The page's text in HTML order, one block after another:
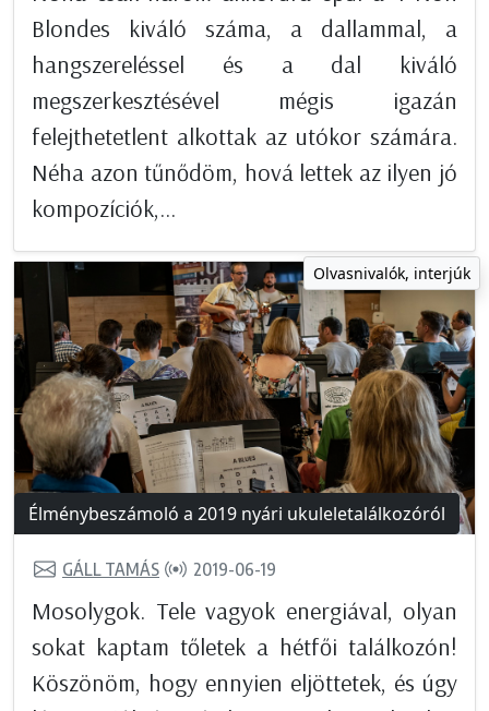
Blondes kiváló száma, a dallammal, a
hangszereléssel és a dal kiváló
megszerkesztésével mégis igazán
felejthetetlent alkottak az utókor számára.
Néha azon tűnődöm, hová lettek az ilyen jó
kompozíciók,...
Olvasnivalók, interjúk
Élménybeszámoló a 2019 nyári ukuleletalálkozóról
GÁLL TAMÁS 2019-06-19
Mosolygok. Tele vagyok energiával, olyan
sokat kaptam tőletek a hétfői találkozón!
Köszönöm, hogy ennyien eljöttetek, és úgy